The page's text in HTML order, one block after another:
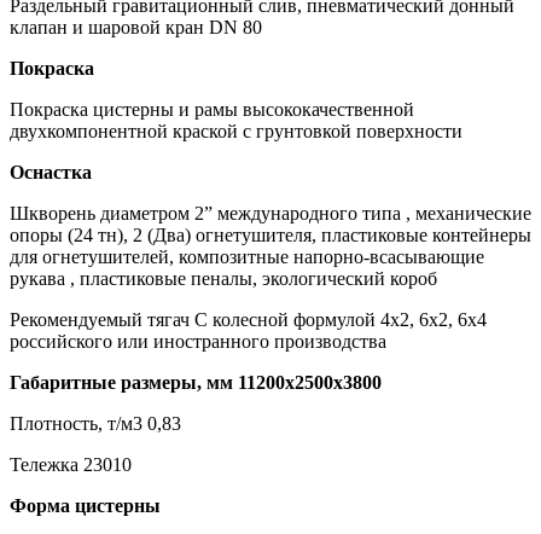
Раздельный гравитационный слив, пневматический донный
клапан и шаровой кран DN 80
Покраска
Покраска цистерны и рамы высококачественной
двухкомпонентной краской с грунтовкой поверхности
Оснастка
Шкворень диаметром 2” международного типа , механические
опоры (24 тн), 2 (Два) огнетушителя, пластиковые контейнеры
для огнетушителей, композитные напорно-всасывающие
рукава , пластиковые пеналы, экологический короб
Рекомендуемый тягач С колесной формулой 4x2, 6x2, 6x4
российского или иностранного производства
Габаритные размеры, мм 11200х2500х3800
Плотность, т/м3 0,83
Тележка 23010
Форма цистерны